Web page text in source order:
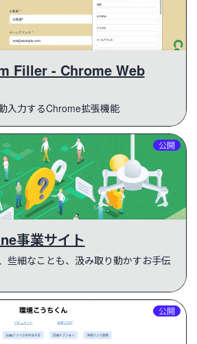
Filler - Chrome Web
入力するChrome拡張機能
公開
事業サイト
些細なことも、汲み取り動かすお手伝
公開